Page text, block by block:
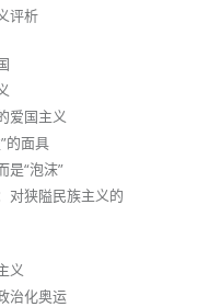
评析
爱国主义
的面具
是“泡沫”
狭隘民族主义的
义
治化奥运